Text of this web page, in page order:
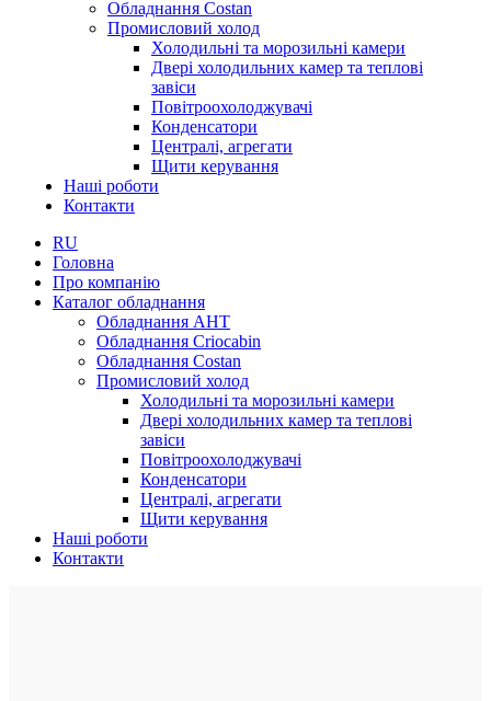
Обладнання Costan
Промисловий холод
Холодильні та морозильні камери
Двері холодильних камер та теплові
завіси
Повітроохолоджувачі
Конденсатори
Централі, агрегати
Щити керування
Наші роботи
Контакти
RU
Головна
Про компанію
Каталог обладнання
Обладнання AHT
Обладнання Criocabin
Обладнання Costan
Промисловий холод
Холодильні та морозильні камери
Двері холодильних камер та теплові
завіси
Повітроохолоджувачі
Конденсатори
Централі, агрегати
Щити керування
Наші роботи
Контакти